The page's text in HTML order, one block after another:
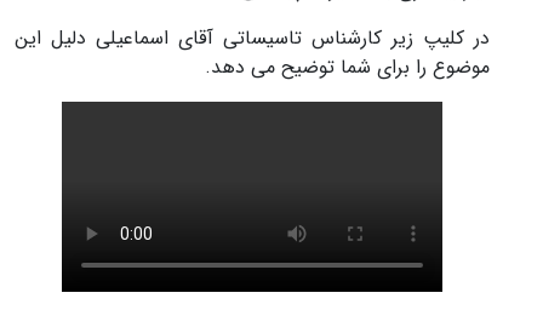
در کلیپ زیر کارشناس تاسیساتی آقای اسماعیلی دلیل این
موضوع را برای شما توضیح می دهد.